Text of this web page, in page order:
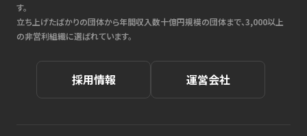
す。
立ち上げたばかりの団体から年間収入数十億円規模の団体まで、3,000以上
の非営利組織に選ばれています。
採用情報 運営会社